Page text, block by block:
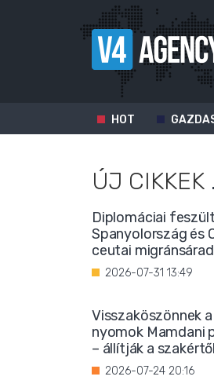
HOT
ÚJ CIKKEK
Diplomáciai
Spanyolország és
ceutai
2026-07-31 13:49
Visszaköszönnek
nyomok Mamdani
– állítják a
2026-07-24 20:16